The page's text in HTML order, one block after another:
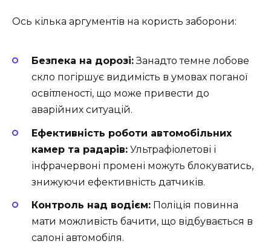
Ось кілька аргументів на користь заборони:
Безпека на дорозі:Занадто темне лобове
скло погіршує видимість в умовах поганої
освітленості, що може привести до
аварійних ситуацій.
Ефективність роботи автомобільних
камер та радарів: Ультрафіолетові і
інфрачервоні промені можуть блокуватись,
знижуючи ефективність датчиків.
Контроль над водієм: Поліція повинна
мати можливість бачити, що відбувається в
салоні автомобіля.